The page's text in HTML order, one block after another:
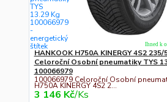
HANKOOK H750A KINERGY 4S2 235/
Celoroční Osobní pneumatiky TYS
100066979
100066979 Celoroční Osobní
H750A KINERGY 4S2 2...
3 146 Kč/Ks
Ihned k